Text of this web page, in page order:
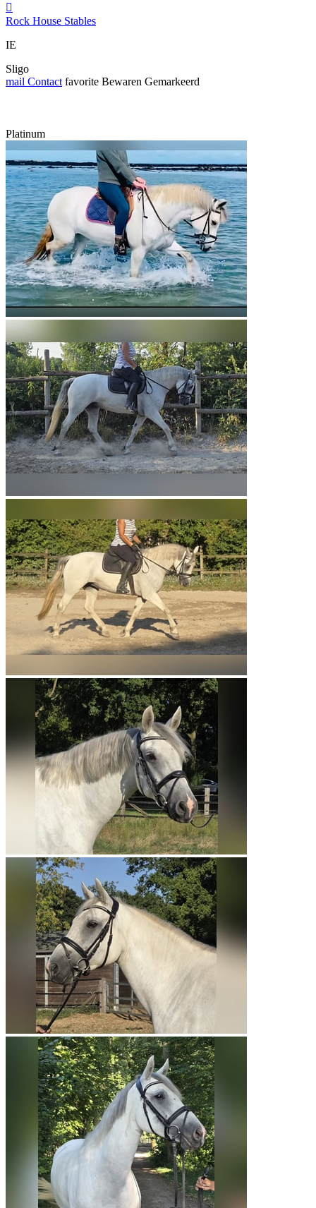

Rock House Stables
IE
Sligo
mail Contact favorite Bewaren Gemarkeerd
Platinum